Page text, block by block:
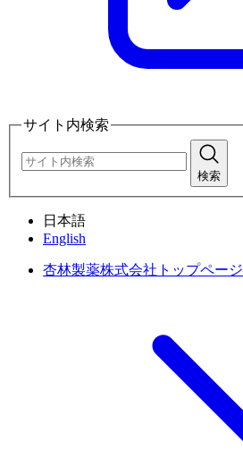
サイト内検索
検索
日本語
English
杏林製薬株式会社トップページ